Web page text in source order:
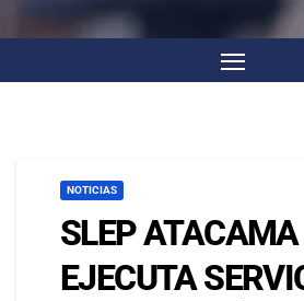
NOTICIAS
SLEP ATACAMA
EJECUTA